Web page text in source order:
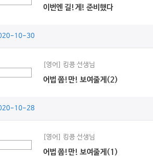
이번엔 길!게! 준비했다
10-30
[영어] 킹콩 선생님
어법 쫌!만! 보여줄게(2)
10-28
[영어] 킹콩 선생님
어법 쫌!만! 보여줄게(1)